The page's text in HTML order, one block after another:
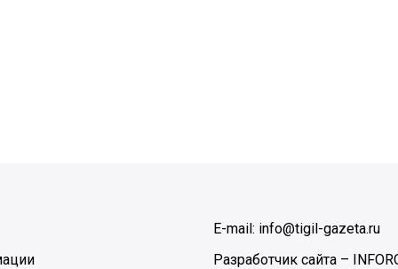
E-mail: info@tigil-gazeta.ru
Разработчик сайта –